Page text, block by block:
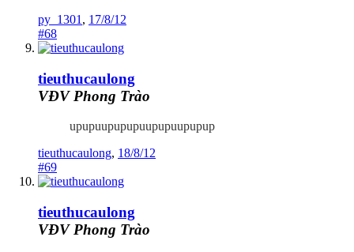
py_1301 , 17/8/12
#68
tieuthucaulong
VĐV Phong Trào
upupuupupupuupupuupupup
tieuthucaulong, 18/8/12
#69
tieuthucaulong
VĐV Phong Trào